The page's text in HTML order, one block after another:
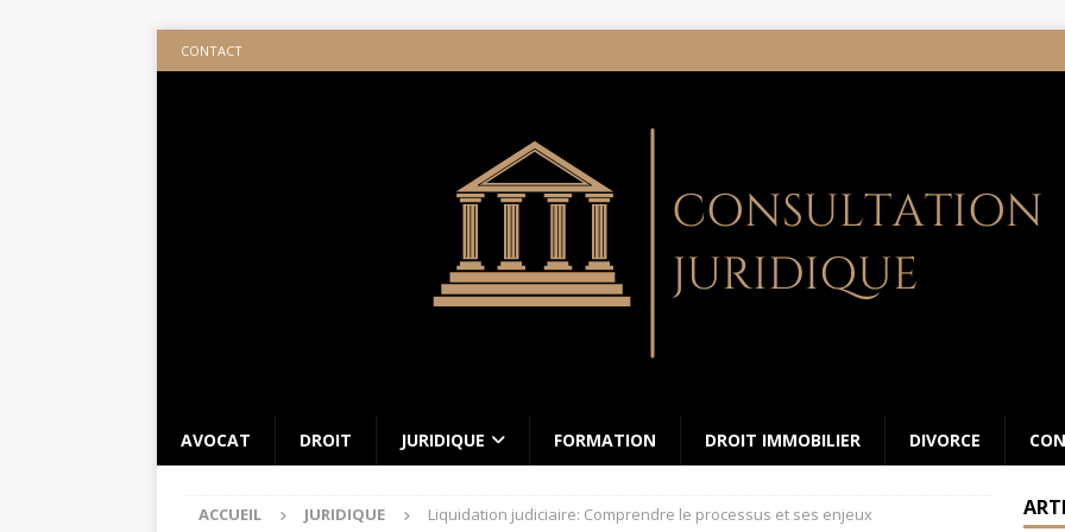
CONTACT
AVOCAT DROIT JURIDIQUE FORMATION DROIT IMMOBILIER DIVORCE
ACCUEIL JURIDIQUE Liquidation judiciaire: Comprendre le processus et ses enjeux